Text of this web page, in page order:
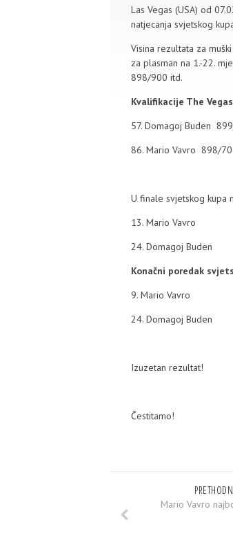
Las Vegas (USA) od
natjecanja svjetskog
Visina rezultata za
za plasman na 1.-22.
898/900 itd.
Kvalifikacije The
57. Domagoj Buden
86. Mario Vavro 898/
U finale svjetskog kupa
13. Mario Vavro
24. Domagoj Buden
Konačni poredak
9. Mario Vavro
24. Domagoj Buden
Izuzetan rezultat!
Čestitamo!
Mario Vavro